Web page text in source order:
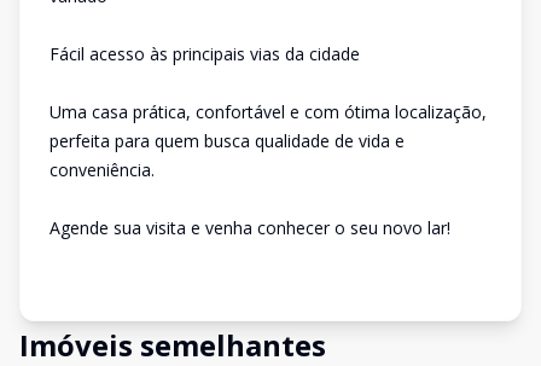
Fácil acesso às principais vias da cidade
Uma casa prática, confortável e com ótima localização,
perfeita para quem busca qualidade de vida e
conveniência.
Agende sua visita e venha conhecer o seu novo lar!
Imóveis semelhantes